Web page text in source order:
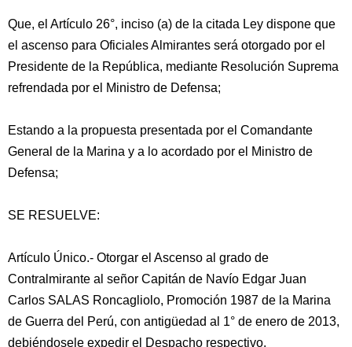
Que, el Artículo 26°, inciso (a) de la citada Ley dispone que
el ascenso para Oficiales Almirantes será otorgado por el
Presidente de la República, mediante Resolución Suprema
refrendada por el Ministro de Defensa;
Estando a la propuesta presentada por el Comandante
General de la Marina y a lo acordado por el Ministro de
Defensa;
SE RESUELVE:
Artículo Único.- Otorgar el Ascenso al grado de
Contralmirante al señor Capitán de Navío Edgar Juan
Carlos SALAS Roncagliolo, Promoción 1987 de la Marina
de Guerra del Perú, con antigüedad al 1° de enero de 2013,
debiéndosele expedir el Despacho respectivo.